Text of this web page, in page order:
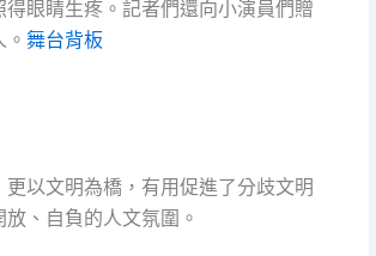
眼睛生疼。記者們還向小演員們贈
舞台背板
以文明為橋，有用促進了分歧文明
、自負的人文氛圍。